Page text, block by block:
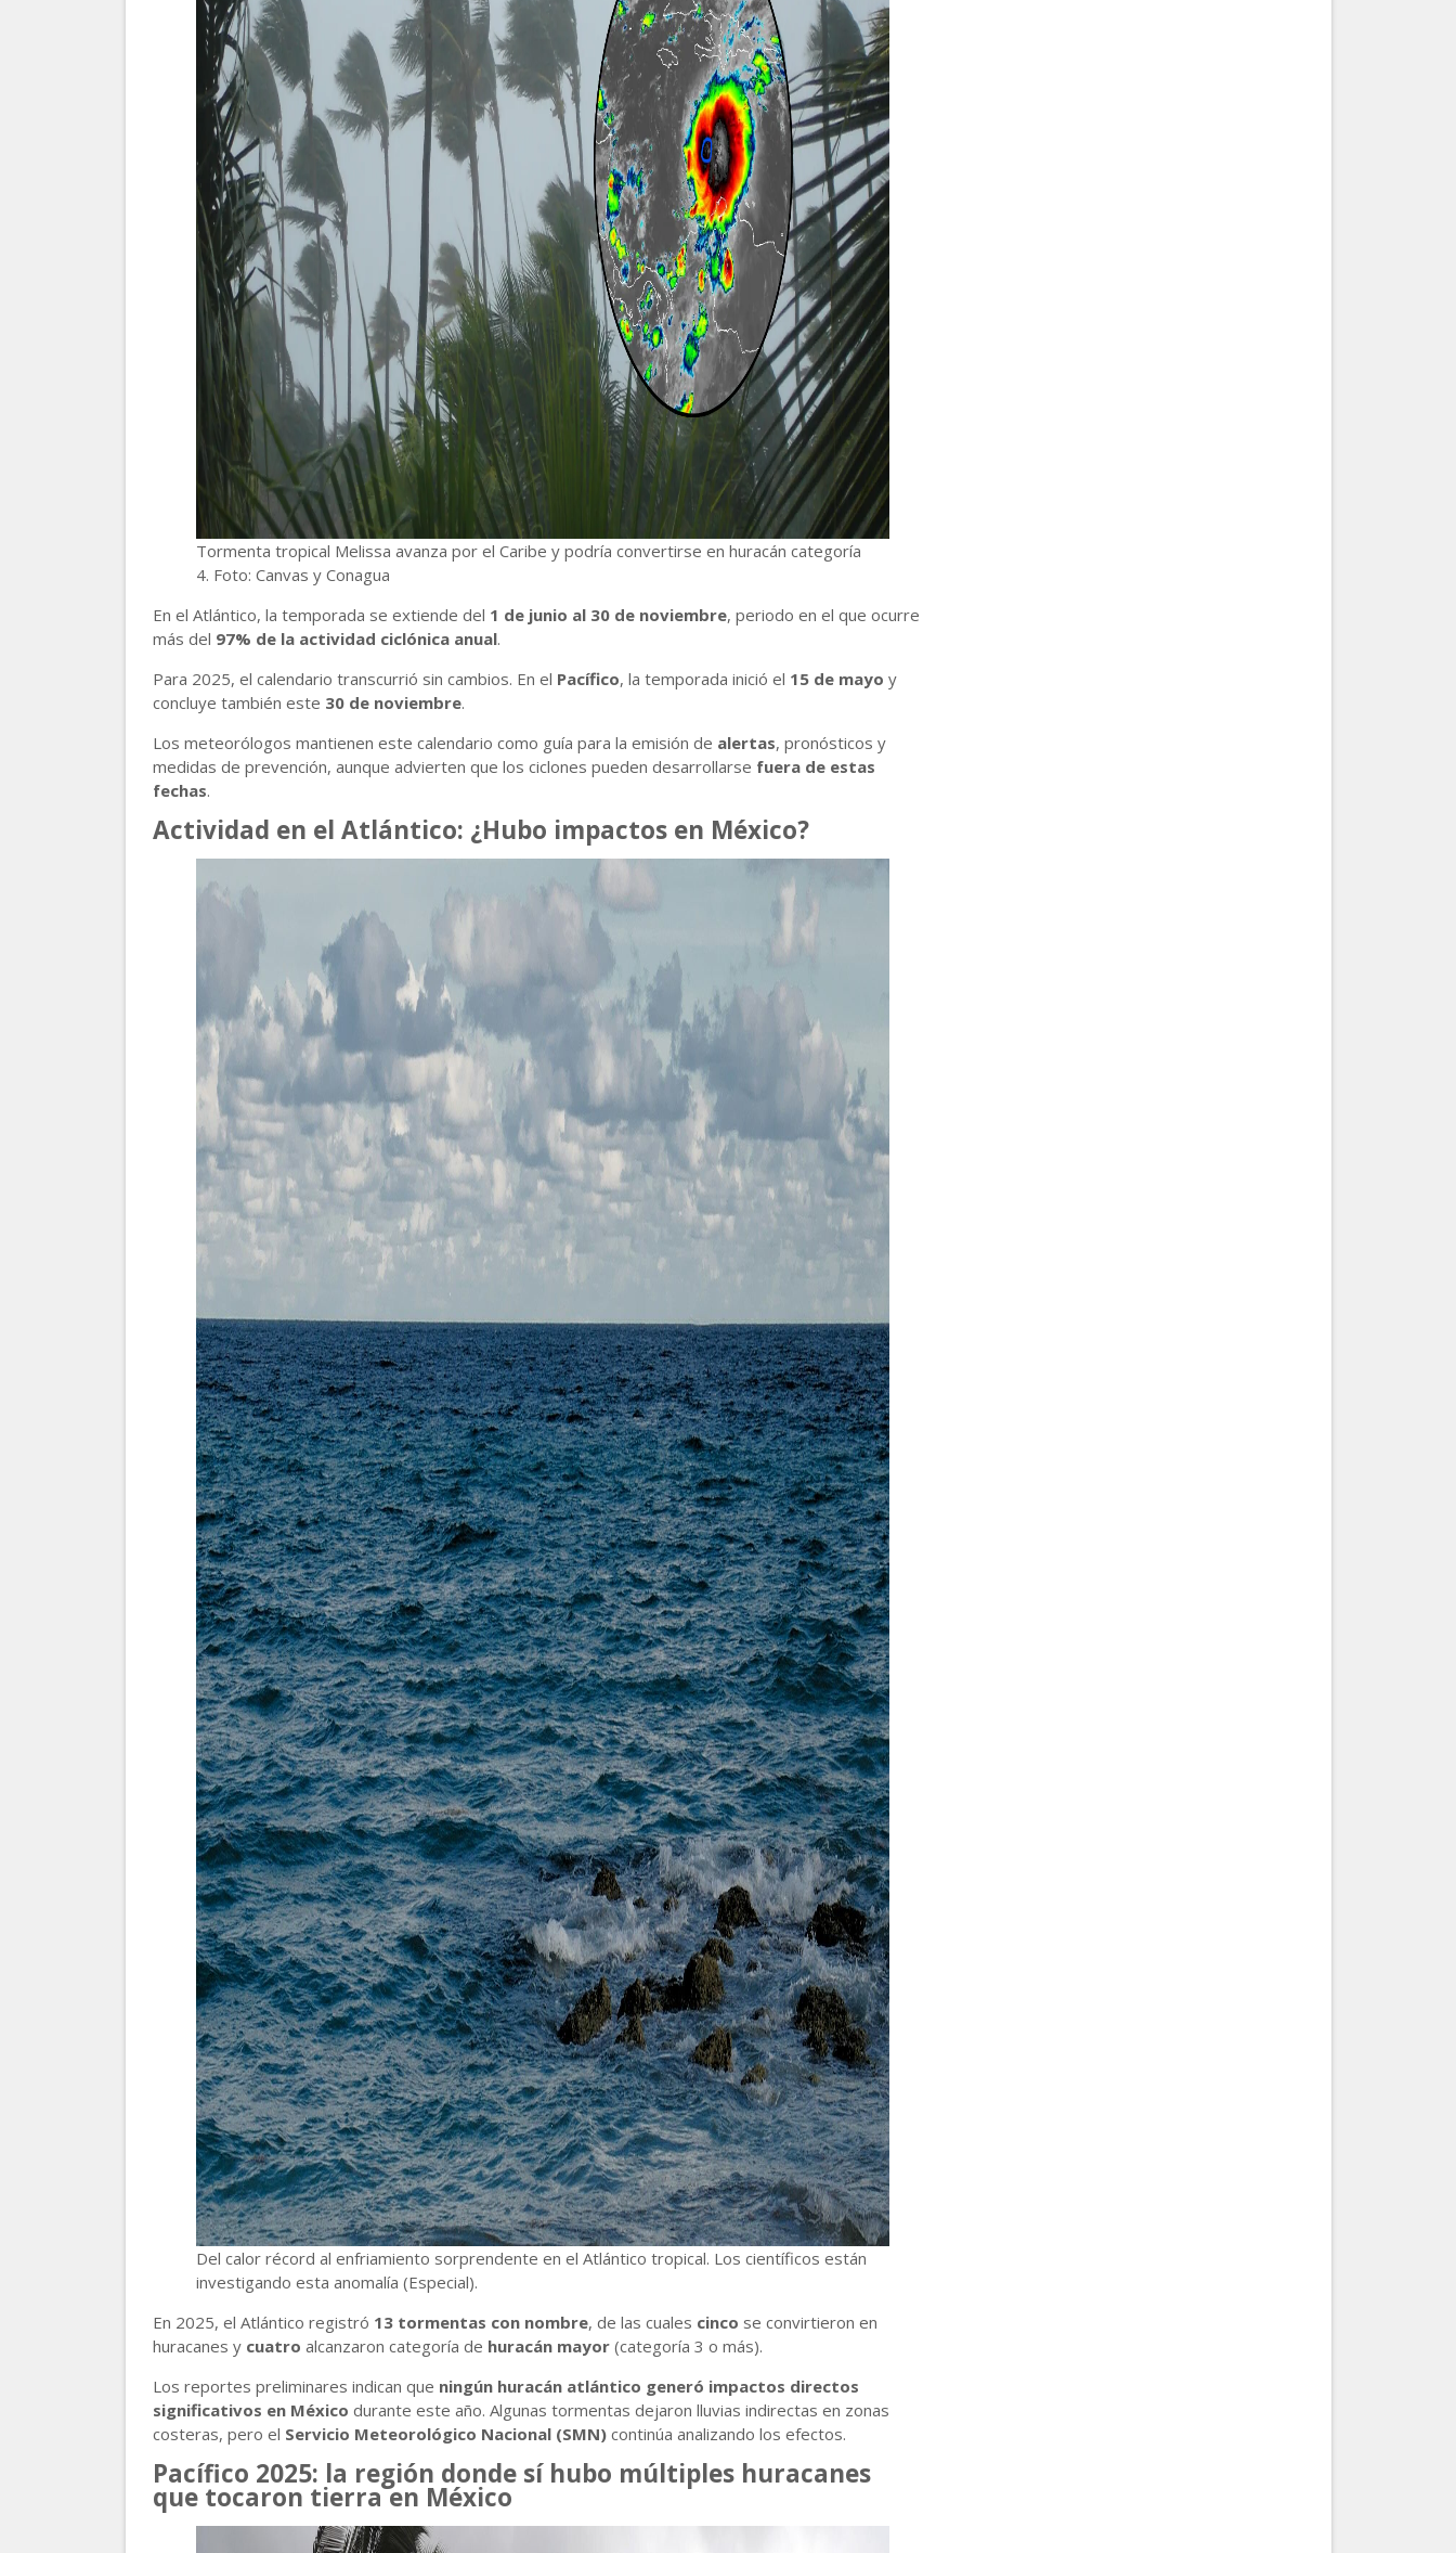
Tormenta tropical Melissa avanza por el Caribe y podría convertirse en huracán categoría
4. Foto: Canvas y Conagua
En el Atlántico, la temporada se extiende del 1 de junio al 30 de noviembre, periodo en el que ocurre
más del 97% de la actividad ciclónica anual.
Para 2025, el calendario transcurrió sin cambios. En el Pacífico, la temporada inició el 15 de mayo y
concluye también este 30 de noviembre.
Los meteorólogos mantienen este calendario como guía para la emisión de alertas, pronósticos y
medidas de prevención, aunque advierten que los ciclones pueden desarrollarse fuera de estas
fechas.
Actividad en el Atlántico: ¿Hubo impactos en México?
Del calor récord al enfriamiento sorprendente en el Atlántico tropical. Los científicos están
investigando esta anomalía (Especial).
En 2025, el Atlántico registró 13 tormentas con nombre, de las cuales cinco se convirtieron en
huracanes y cuatro alcanzaron categoría de huracán mayor(categoría 3 o más).
Los reportes preliminares indican que ningún huracán atlántico generó impactos directos
significativos en México durante este año. Algunas tormentas dejaron lluvias indirectas en zonas
costeras, pero el Servicio Meteorológico Nacional (SMN)continúa analizando los efectos.
Pacífico 2025: la región donde sí hubo múltiples huracanes
que tocaron tierra en México